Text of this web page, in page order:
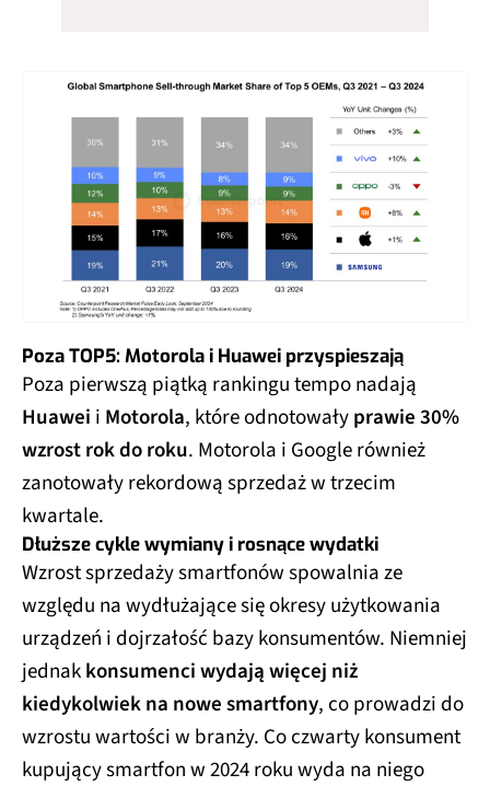
Poza TOP5: Motorola i Huawei przyspieszają
Poza pierwszą piątką rankingu tempo nadają
Huawei i Motorola, które odnotowałyprawie 30%
wzrost rok do roku. Motorola i Google również
zanotowały rekordową sprzedaż w trzecim
kwartale.
Dłuższe cykle wymiany i rosnące wydatki
Wzrost sprzedaży smartfonów spowalnia ze
względu na wydłużające się okresy użytkowania
urządzeń i dojrzałość bazy konsumentów. Niemniej
jednakkonsumenci wydają więcej niż
kiedykolwiek na nowe smartfony, co prowadzi do
wzrostu wartości w branży. Co czwarty konsument
kupujący smartfon w 2024 roku wyda na niego